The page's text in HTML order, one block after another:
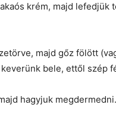
krém, majd lefedjük
majd gőz fölött
bele, ettől szép
hagyjuk megdermedni.